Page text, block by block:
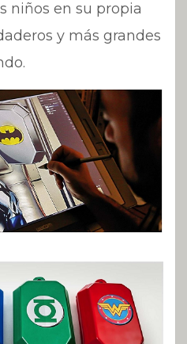
niños en su propia
y más grandes